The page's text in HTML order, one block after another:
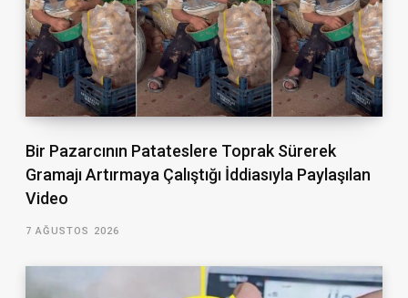
Bir Pazarcının Patateslere Toprak Sürerek
Gramajı Artırmaya Çalıştığı İddiasıyla Paylaşılan
Video
7 AĞUSTOS 2026